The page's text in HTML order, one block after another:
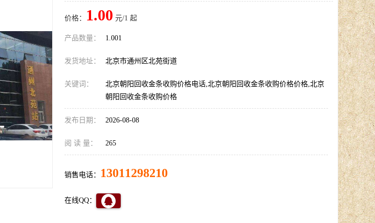
价格： 1.00 元/1 起
产品数量： 1.001
发货地址： 北京市通州区北苑街道
关键词：
北京朝阳回收金条收购价格电话,北京朝阳回收金条收购价格价格,北京
朝阳回收金条收购价格
发布日期： 2026-08-08
阅 读 量： 265
销售电话： 13011298210
在线QQ：